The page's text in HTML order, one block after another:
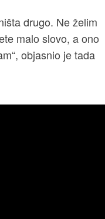
drugo. Ne želim
malo slovo, a ono
objasnio je tada